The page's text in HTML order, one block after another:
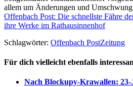
allem um Änderungen und
Offenbach Post: Die schnellste Fähre
ihre Werke im Rathausinnenhof
Schlagwörter: Offenbach PostZeitung
Für dich vielleicht ebenfalls
Nach Blockupy-Krawallen: